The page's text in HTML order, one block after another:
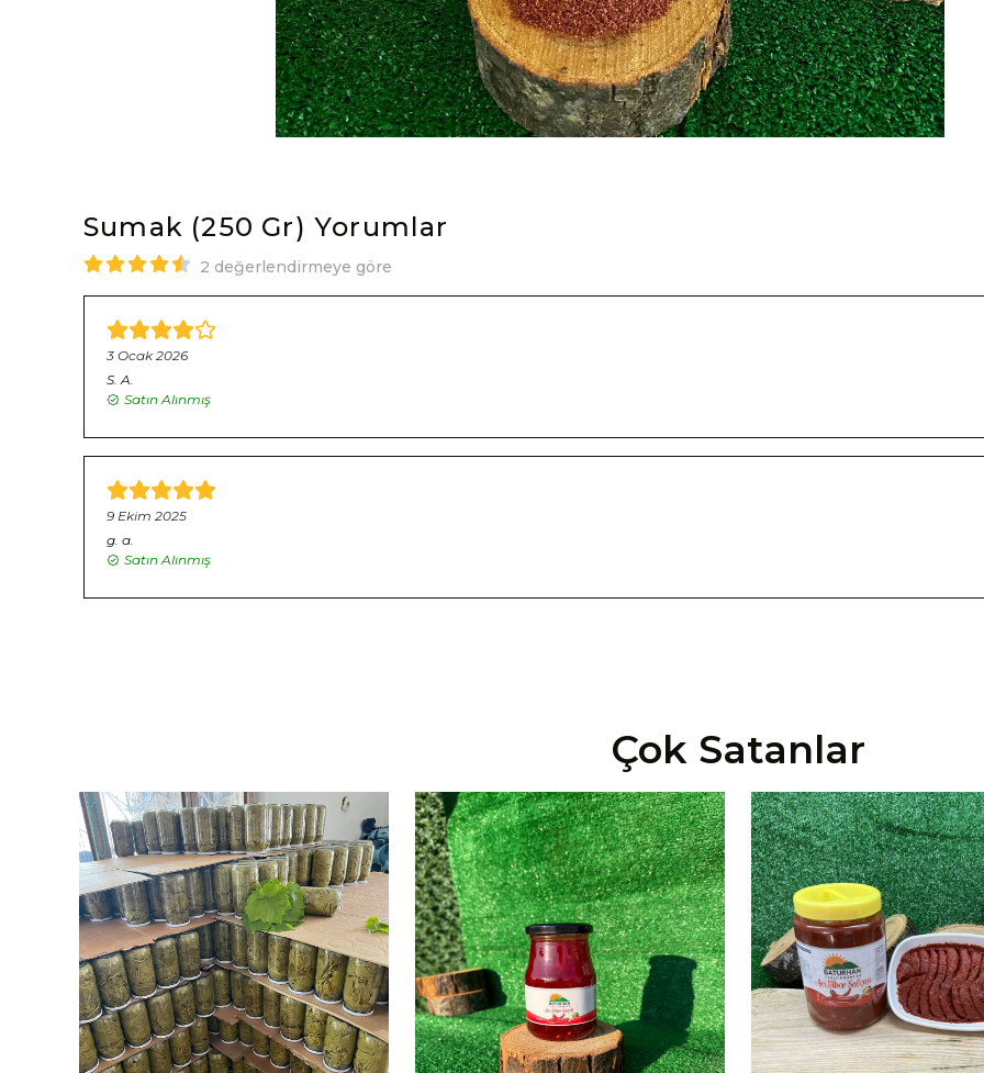
Sumak (250 Gr) Yorumlar
2 değerlendirmeye göre
3 Ocak 2026
S. A.
Satın Alınmış
9 Ekim 2025
g. a.
Satın Alınmış
Çok Satanlar